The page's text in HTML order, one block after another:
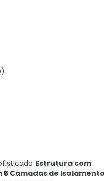
Estrutura com
Camadas de Isolamento